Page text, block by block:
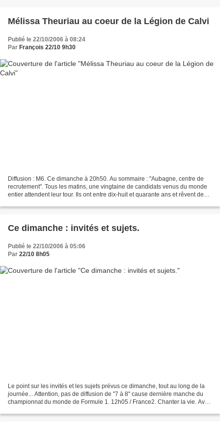
Mélissa Theuriau au coeur de la Légion de Calvi
Publié le 22/10/2006 à 08:24
Par François 22/10 9h30
Diffusion : M6. Ce dimanche à 20h50. Au sommaire : "Aubagne, centre de
recrutement". Tous les matins, une vingtaine de candidats venus du monde
entier attendent leur tour. Ils ont entre dix-huit et quarante ans et rêvent de
Ce dimanche : invités et sujets.
Publié le 22/10/2006 à 05:06
Par 22/10 8h05
Le point sur les invités et les sujets prévus ce dimanche, tout au long de la
journée... Attention, pas de diffusion de "7 à 8" cause dernière manche du
championnat du monde de Formule 1. 12h05 / France2. Chanter la vie. Avec